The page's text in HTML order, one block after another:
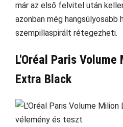
már az első felvitel után
azonban még hangsúlyosabb
szempillaspirált rétegezheti.
L'Oréal Paris Volume
Extra Black